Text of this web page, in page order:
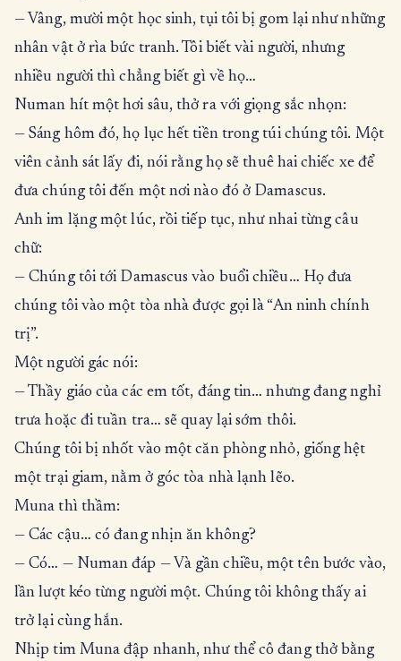
— Vâng, mười một học sinh, tụi tôi bị gom lại như những
nhân vật ở rìa bức tranh. Tôi biết vài người, nhưng
nhiều người thì chẳng biết gì về họ…
Numan hít một hơi sâu, thở ra với giọng sắc nhọn:
— Sáng hôm đó, họ lục hết tiền trong túi chúng tôi. Một
viên cảnh sát lấy đi, nói rằng họ sẽ thuê hai chiếc xe để
đưa chúng tôi đến một nơi nào đó ở Damascus.
Anh im lặng một lúc, rồi tiếp tục, như nhai từng câu
chữ:
— Chúng tôi tới Damascus vào buổi chiều… Họ đưa
chúng tôi vào một tòa nhà được gọi là “An ninh chính
trị”.
Một người gác nói:
— Thầy giáo của các em tốt, đáng tin… nhưng đang nghỉ
trưa hoặc đi tuần tra… sẽ quay lại sớm thôi.
Chúng tôi bị nhốt vào một căn phòng nhỏ, giống hệt
một trại giam, nằm ở góc tòa nhà lạnh lẽo.
Muna thì thầm:
— Các cậu… có đang nhịn ăn không?
— Có… — Numan đáp — Và gần chiều, một tên bước vào,
lần lượt kéo từng người một. Chúng tôi không thấy ai
trở lại cùng hắn.
Nhịp tim Muna đập nhanh, như thể cô đang thở bằng